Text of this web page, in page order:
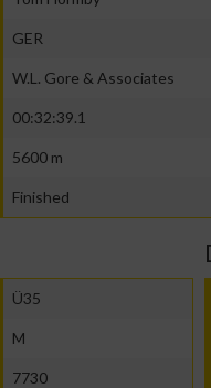
GER
W.L. Gore & Associates
00:32:39.1
5600 m
Finished
Ü35
M
7730